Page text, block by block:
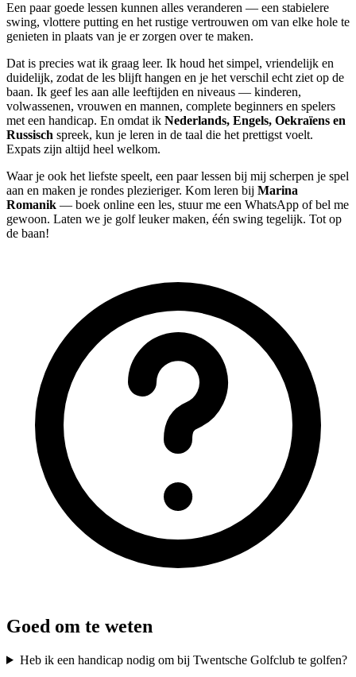
Een paar goede lessen kunnen alles veranderen — een stabielere
swing, vlottere putting en het rustige vertrouwen om van elke hole te
genieten in plaats van je er zorgen over te maken.
Dat is precies wat ik graag leer. Ik houd het simpel, vriendelijk en
duidelijk, zodat de les blijft hangen en je het verschil echt ziet op de
baan. Ik geef les aan alle leeftijden en niveaus — kinderen,
volwassenen, vrouwen en mannen, complete beginners en spelers
met een handicap. En omdat ik Nederlands, Engels, Oekraïens en
Russisch spreek, kun je leren in de taal die het prettigst voelt.
Expats zijn altijd heel welkom.
Waar je ook het liefste speelt, een paar lessen bij mij scherpen je spel
aan en maken je rondes plezieriger. Kom leren bij Marina
Romanik — boek online een les, stuur me een WhatsApp of bel me
gewoon. Laten we je golf leuker maken, één swing tegelijk. Tot op
de baan!
Goed om te weten
Heb ik een handicap nodig om bij Twentsche Golfclub te golfen?